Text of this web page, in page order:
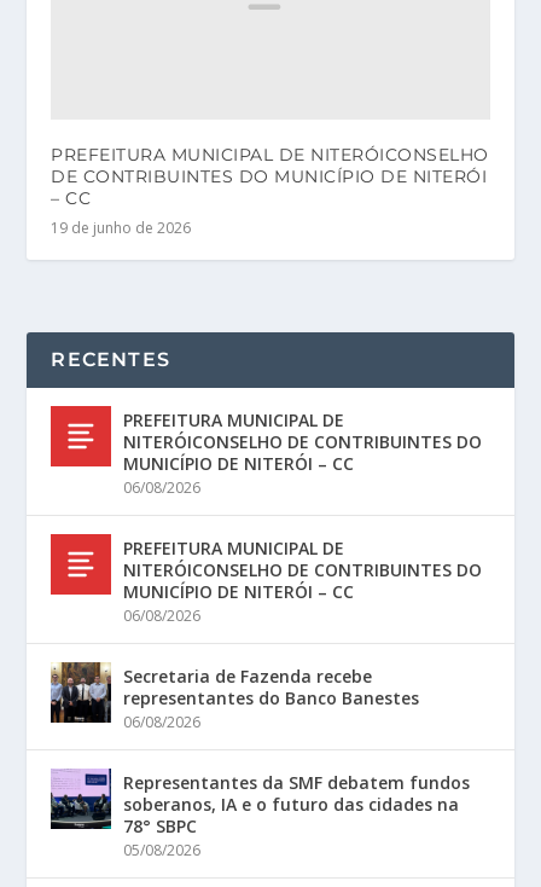
PREFEITURA MUNICIPAL DE NITERÓICONSELHO
DE CONTRIBUINTES DO MUNICÍPIO DE NITERÓI
– CC
19 de junho de 2026
RECENTES
PREFEITURA MUNICIPAL DE
NITERÓICONSELHO DE CONTRIBUINTES DO
MUNICÍPIO DE NITERÓI – CC
06/08/2026
PREFEITURA MUNICIPAL DE
NITERÓICONSELHO DE CONTRIBUINTES DO
MUNICÍPIO DE NITERÓI – CC
06/08/2026
Secretaria de Fazenda recebe
representantes do Banco Banestes
06/08/2026
Representantes da SMF debatem fundos
soberanos, IA e o futuro das cidades na
78° SBPC
05/08/2026